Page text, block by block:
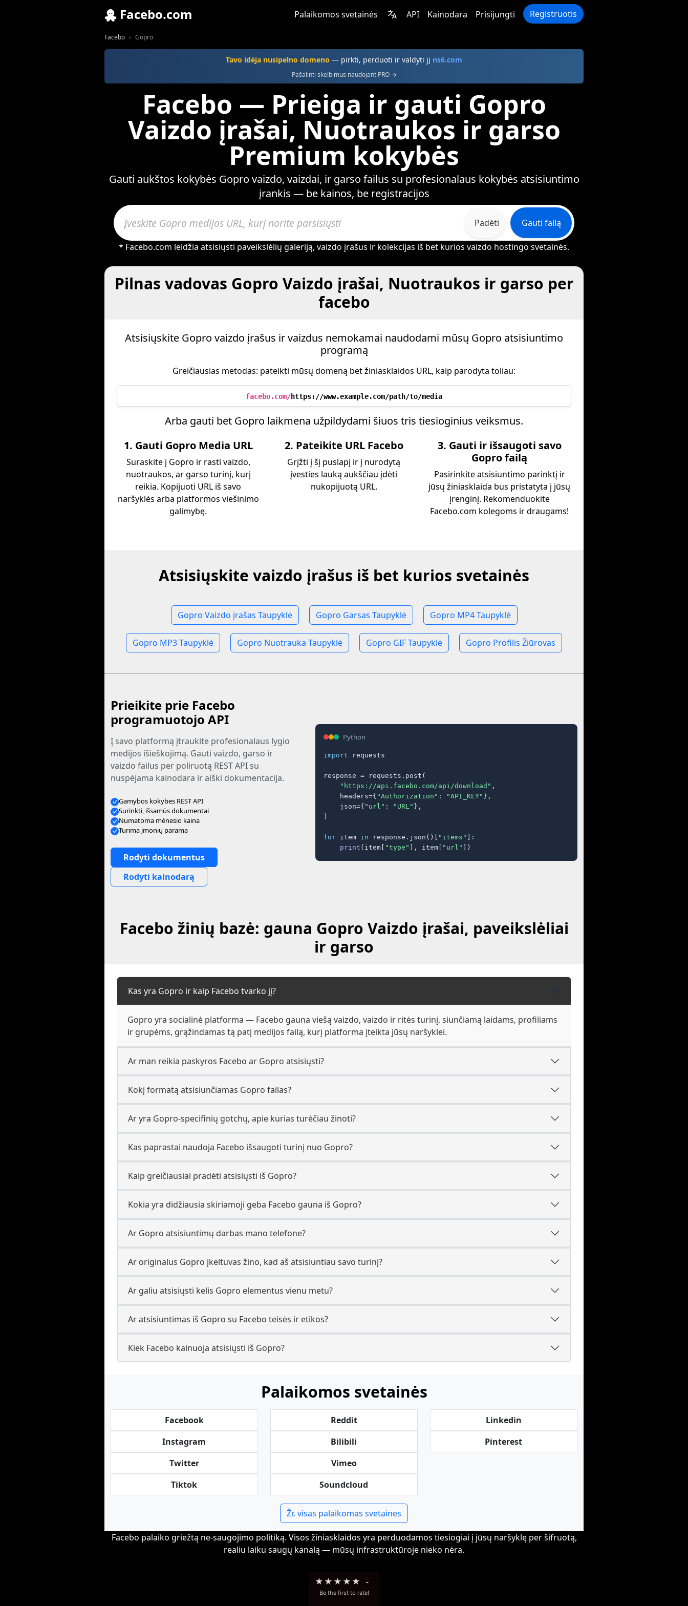
Facebo.com Palaikomos svetainės API Kainodara Prisijungti Registruotis
Facebo Gopro
Tavo idėja nusipelno domeno — pirkti, perduoti ir valdyti jį ns6.com
Pašalinti skelbimus naudojant PRO →
Facebo — Prieiga ir gauti Gopro
Vaizdo įrašai, Nuotraukos ir garso
Premium kokybės
Gauti aukštos kokybės Gopro vaizdo, vaizdai, ir garso failus su profesionalaus kokybės atsisiuntimo
įrankis — be kainos, be registracijos
Padėti Gauti failą
* Facebo.com leidžia atsisiųsti paveikslėlių galeriją, vaizdo įrašus ir kolekcijas iš bet kurios vaizdo hostingo svetainės.
Pilnas vadovas Gopro Vaizdo įrašai, Nuotraukos ir garso per
facebo
Atsisiųskite Gopro vaizdo įrašus ir vaizdus nemokamai naudodami mūsų Gopro atsisiuntimo
programą
Greičiausias metodas: pateikti mūsų domeną bet žiniasklaidos URL, kaip parodyta toliau:
facebo.com/https://www.example.com/path/to/media
Arba gauti bet Gopro laikmena užpildydami šiuos tris tiesioginius veiksmus.
1. Gauti Gopro Media URL
Suraskite į Gopro ir rasti vaizdo,
nuotraukos, ar garso turinį, kurį
reikia. Kopijuoti URL iš savo
naršyklės arba platformos viešinimo
galimybę.
2. Pateikite URL Facebo
Grįžti į šį puslapį ir į nurodytą
įvesties lauką aukščiau įdėti
nukopijuotą URL.
3. Gauti ir išsaugoti savo
Gopro failą
Pasirinkite atsisiuntimo parinktį ir
jūsų žiniasklaida bus pristatyta į jūsų
įrenginį. Rekomenduokite
Facebo.com kolegoms ir draugams!
Atsisiųskite vaizdo įrašus iš bet kurios svetainės
Gopro Vaizdo įrašas Taupyklė Gopro Garsas Taupyklė Gopro MP4 Taupyklė
Gopro MP3 Taupyklė Gopro Nuotrauka Taupyklė Gopro GIF Taupyklė Gopro Profilis Žiūrovas
Prieikite prie Facebo
programuotojo API
Į savo platformą įtraukite profesionalaus lygio
medijos išieškojimą. Gauti vaizdo, garso ir
vaizdo failus per poliruotą REST API su
nuspėjama kainodara ir aiški dokumentacija.
Gamybos kokybės REST API
Surinkti, išsamūs dokumentai
Numatoma mėnesio kaina
Turima įmonių parama
Rodyti dokumentus
Rodyti kainodarą
Python
import requests
response = requests.post(
"https://api.facebo.com/api/download" ,
    headers={
"Authorization" : "API_KEY" },
    json={
"url" : "URL" },
)
for item in response.json()[ "items" ]:
print (item[ "type" ], item[ "url" ])
Facebo žinių bazė: gauna Gopro Vaizdo įrašai, paveikslėliai
ir garso
Kas yra Gopro ir kaip Facebo tvarko jį?
Gopro yra socialinė platforma — Facebo gauna viešą vaizdo, vaizdo ir ritės turinį, siunčiamą laidams, profiliams
ir grupėms, grąžindamas tą patį medijos failą, kurį platforma įteikta jūsų naršyklei.
Ar man reikia paskyros Facebo ar Gopro atsisiųsti?
Kokį formatą atsisiunčiamas Gopro failas?
Ar yra Gopro-specifinių gotchų, apie kurias turėčiau žinoti?
Kas paprastai naudoja Facebo išsaugoti turinį nuo Gopro?
Kaip greičiausiai pradėti atsisiųsti iš Gopro?
Kokia yra didžiausia skiriamoji geba Facebo gauna iš Gopro?
Ar Gopro atsisiuntimų darbas mano telefone?
Ar originalus Gopro įkeltuvas žino, kad aš atsisiuntiau savo turinį?
Ar galiu atsisiųsti kelis Gopro elementus vienu metu?
Ar atsisiuntimas iš Gopro su Facebo teisės ir etikos?
Kiek Facebo kainuoja atsisiųsti iš Gopro?
Palaikomos svetainės
Facebook
Instagram
Twitter
Tiktok
Reddit
Bilibili
Vimeo
Soundcloud
Linkedin
Pinterest
Žr. visas palaikomas svetaines
Facebo palaiko griežtą ne-saugojimo politiką. Visos žiniasklaidos yra perduodamos tiesiogiai į jūsų naršyklę per šifruotą,
realiu laiku saugų kanalą — mūsų infrastruktūroje nieko nėra.
★ ★ ★ ★ ★ -
Be the first to rate!